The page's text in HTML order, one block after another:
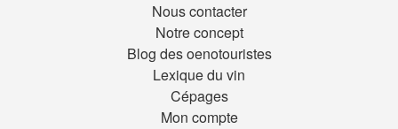
Nous contacter
Notre concept
Blog des oenotouristes
Lexique du vin
Cépages
Mon compte